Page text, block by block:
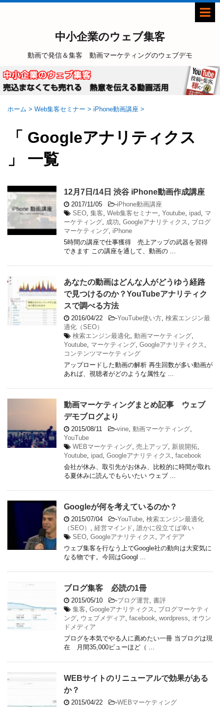
中小企業のウェブ集客
動画で発信＆集客 動画マーケティングのウェブデモ
ホーム > Web集客セミナー > iPhone動画講座 >
「 Googleアナリティクス
」 一覧
12月7日/14日 渋谷 iPhone動画作成講座
2017/11/05 -iPhone動画講座
SEO, 集客, Web集客セミナー, Youtube, ipad, マ
ーケティング, 成功, Googleアナリティクス , ブログ
マーケティング, iPhone
5時間の講座で仕事獲得 売上アップの武器を習得
できます この講座を通して、動画の ...
あなたの動画はどんな人がどうゆう経路
で見つけるのか？YouTubeアナリティク
スで調べる方法
2016/04/22 -YouTube使い方, 検索エンジン最
適化（SEO）
検索エンジン最適化, 動画マーケティング,
Youtube, マーケティング, Googleアナリティクス ,
コンテンツマーケティング
アップロードした動画の解析 再生回数が多い動画が
あれば、視聴者がどのような属性な ...
動画マーケティングまとめ記事 ウェブ
デモブログより
2015/08/11 -vine, 動画マーケティング,
YouTube
WEBマーケティング, 売上アップ, 新規開拓,
Youtube, ipad, Googleアナリティクス , facebook
会社が休み、取引先がお休み、比較的に時間が取れ
る夏休みに読んでもらいたい ウェブ ...
Googleが何を考えているのか？
2015/07/04 -YouTube, 検索エンジン最適化
（SEO） , 経営マインド, 誰かに役立てば幸い
SEO, Googleアナリティクス , アイデア
ウェブ集客を行なう上でGoogle社の動向は大変気に
なる物です。今回はGoogl ...
ブログ集客 必読の1冊
2015/05/10 -ブログ運営, 書評
集客, Googleアナリティクス , ブログマーケティ
ング, ウェブメディア, facebook, wordpress, オウン
ドメディア
ブログを本気でやる人に薦めたい一冊 当ブログは現
在 月間35,000ビューほど（ ...
WEBサイトのリニューアルで効果がある
か？
2015/04/22 -WEBマーケティング